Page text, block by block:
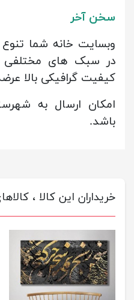
سخن آخر
وبسایت خانه شما تنوع
در سبک های مختلفی
کیفیت گرافیکی بالا
امکان ارسال به
باشد.
خریداران این کالا ،